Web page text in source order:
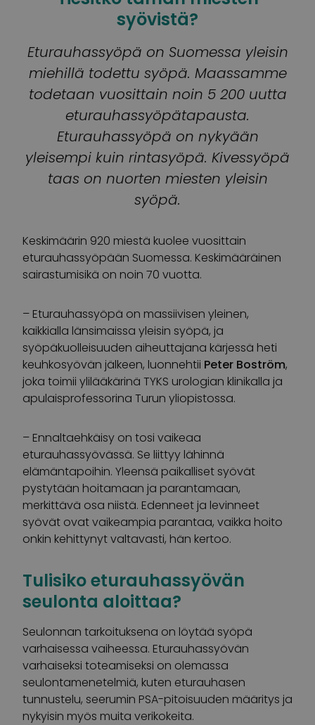
syövistä?
Eturauhassyöpä on Suomessa yleisin
miehillä todettu syöpä. Maassamme
todetaan vuosittain noin 5 200 uutta
eturauhassyöpätapausta.
Eturauhassyöpä on nykyään
yleisempi kuin rintasyöpä. Kivessyöpä
taas on nuorten miesten yleisin
syöpä.
Keskimäärin 920 miestä kuolee vuosittain
eturauhassyöpään Suomessa. Keskimääräinen
sairastumisikä on noin 70 vuotta.
– Eturauhassyöpä on massiivisen yleinen,
kaikkialla länsimaissa yleisin syöpä, ja
syöpäkuolleisuuden aiheuttajana kärjessä heti
keuhkosyövän jälkeen, luonnehtii Peter Boström,
joka toimii ylilääkärinä TYKS urologian klinikalla ja
apulaisprofessorina Turun yliopistossa.
– Ennaltaehkäisy on tosi vaikeaa
eturauhassyövässä. Se liittyy lähinnä
elämäntapoihin. Yleensä paikalliset syövät
pystytään hoitamaan ja parantamaan,
merkittävä osa niistä. Edenneet ja levinneet
syövät ovat vaikeampia parantaa, vaikka hoito
onkin kehittynyt valtavasti, hän kertoo.
Tulisiko eturauhassyövän
seulonta aloittaa?
Seulonnan tarkoituksena on löytää syöpä
varhaisessa vaiheessa. Eturauhassyövän
varhaiseksi toteamiseksi on olemassa
seulontamenetelmiä, kuten eturauhasen
tunnustelu, seerumin PSA-pitoisuuden määritys ja
nykyisin myös muita verikokeita.